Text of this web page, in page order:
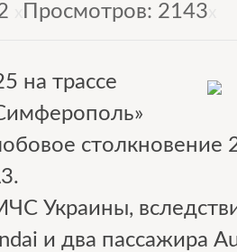
Просмотров: 2143
на трассе
столкновение
Украины,
и два пассажира